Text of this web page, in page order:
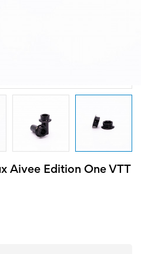
Aivee Edition One VTT